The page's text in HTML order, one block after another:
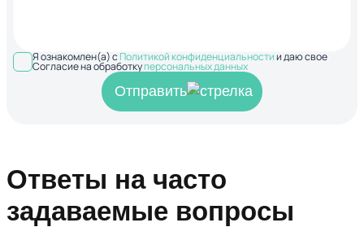
Я ознакомлен(а) сПолитикой конфиденциальностии даю свое
Согласие на обработкуперсональных данных
Отправить
Ответы на часто
задаваемые вопросы